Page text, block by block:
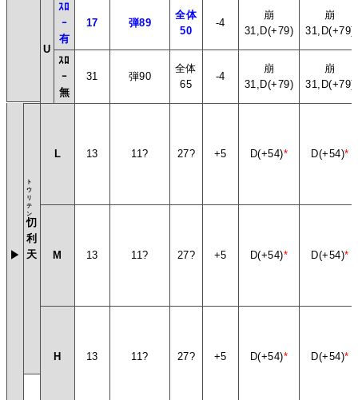
U
ｽﾛ
ｰ
有
17 弾89
全体
50
-4
崩
31,D(+79)
崩
31,D(+79)
ｽﾛ
ｰ
無
31 弾90
全体
65
-4
崩
31,D(+79)
崩
31,D(+79)
▶
忉
利
天
ト
ウ
リ
テ
ン
L 13 11? 27? +5 D(+54)* D(+54)*
M 13 11? 27? +5 D(+54)* D(+54)*
H 13 11? 27? +5 D(+54)* D(+54)*